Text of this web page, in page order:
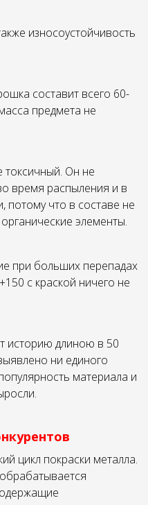
износоустойчивость
составит всего 60-
предмета не
токсичный. Он не
время распыления и в
потому что в составе не
элементы.
при больших перепадах
с краской ничего не
историю длиною в 50
ни единого
материала и
цикл покраски металла.